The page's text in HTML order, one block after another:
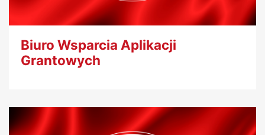
Biuro Wsparcia Aplikacji
Grantowych